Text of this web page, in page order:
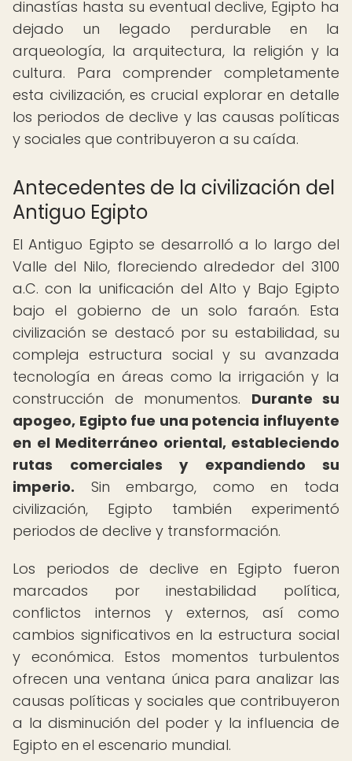
dinastías hasta su eventual declive, Egipto ha
dejado un legado perdurable en la
arqueología, la arquitectura, la religión y la
cultura. Para comprender completamente
esta civilización, es crucial explorar en detalle
los periodos de declive y las causas políticas
y sociales que contribuyeron a su caída.
Antecedentes de la civilización del
Antiguo Egipto
El Antiguo Egipto se desarrolló a lo largo del
Valle del Nilo, floreciendo alrededor del 3100
a.C. con la unificación del Alto y Bajo Egipto
bajo el gobierno de un solo faraón. Esta
civilización se destacó por su estabilidad, su
compleja estructura social y su avanzada
tecnología en áreas como la irrigación y la
construcción de monumentos. Durante su
apogeo, Egipto fue una potencia influyente
en el Mediterráneo oriental, estableciendo
rutas comerciales y expandiendo su
imperio. Sin embargo, como en toda
civilización, Egipto también experimentó
periodos de declive y transformación.
Los periodos de declive en Egipto fueron
marcados por inestabilidad política,
conflictos internos y externos, así como
cambios significativos en la estructura social
y económica. Estos momentos turbulentos
ofrecen una ventana única para analizar las
causas políticas y sociales que contribuyeron
a la disminución del poder y la influencia de
Egipto en el escenario mundial.